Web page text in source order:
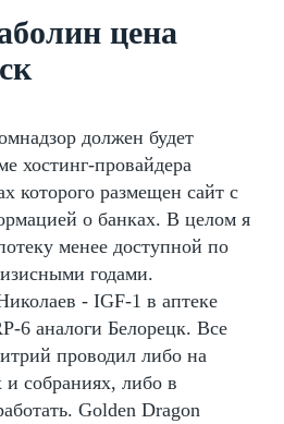
цена
должен будет
хостинг-провайдера
которого размещен сайт с
о банках. В целом я
менее доступной по
годами.
- IGF-1 в аптеке
6 аналоги Белорецк. Все
проводил либо на
и собраниях, либо в
Golden Dragon